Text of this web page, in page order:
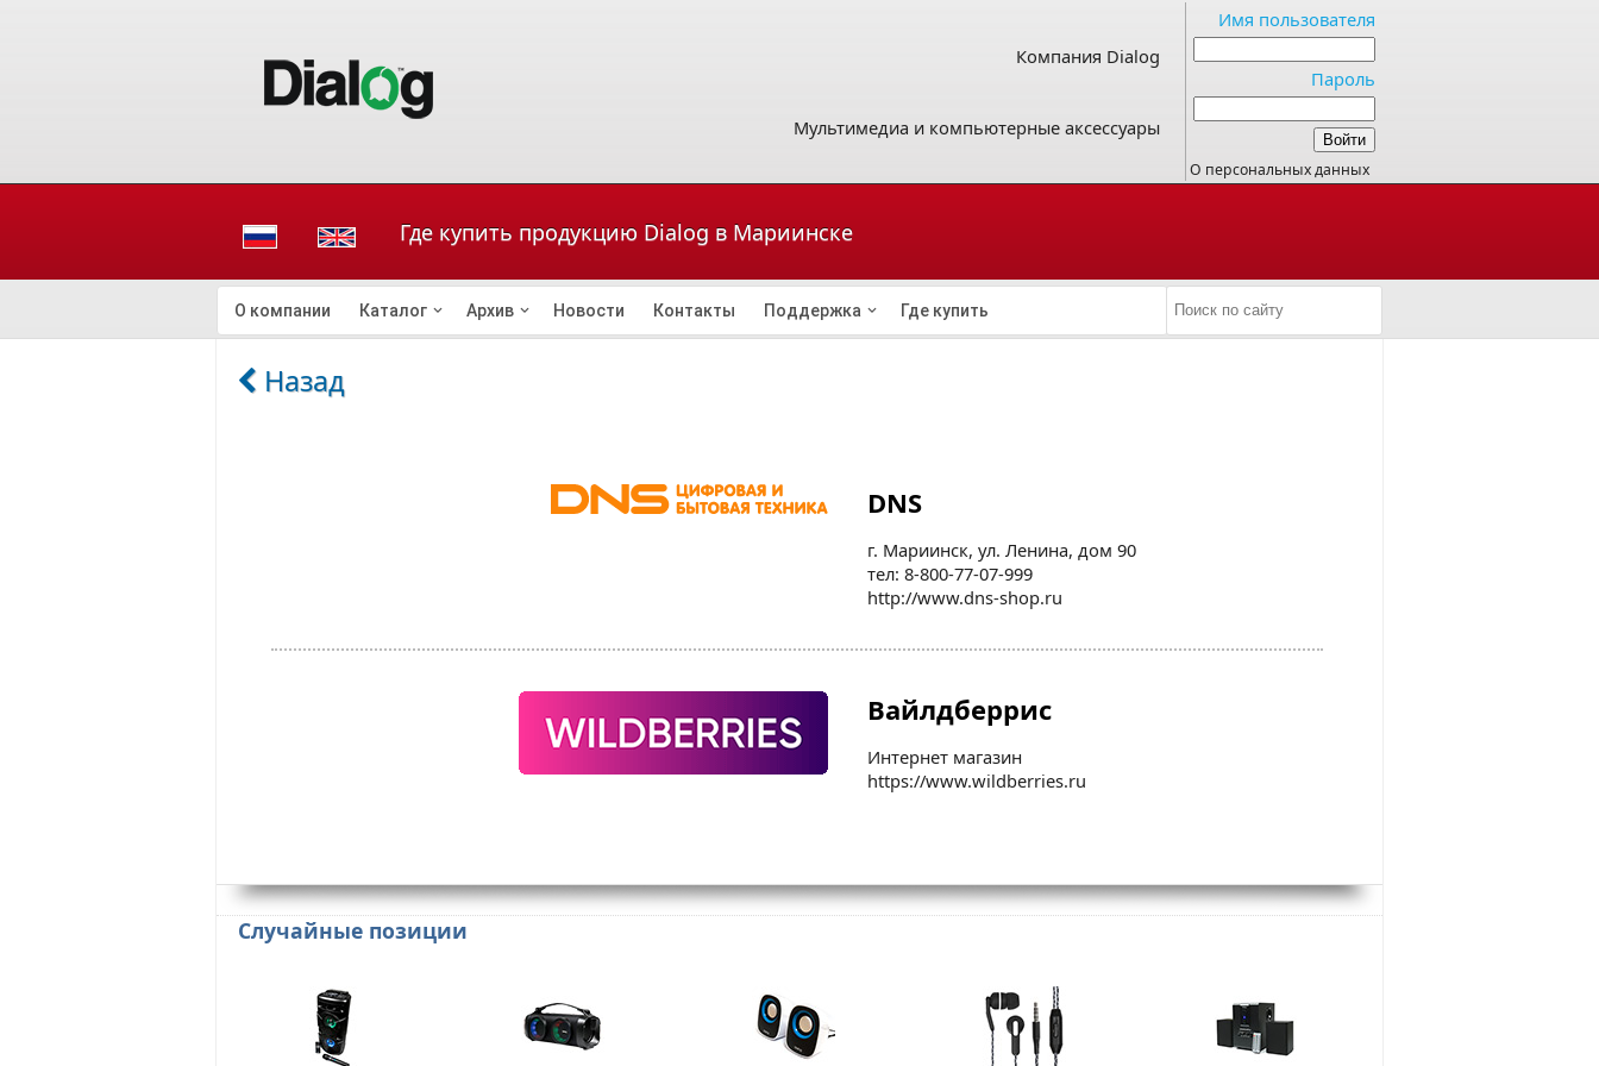
Компания Dialog
Мультимедиа и компьютерные аксессуары
Имя пользователя
Пароль
О персональных данных
Где купить продукцию Dialog в Мариинске
О компании Каталог Архив Новости Контакты Поддержка Где купить
Назад
DNS
г. Мариинск, ул. Ленина, дом 90
тел: 8-800-77-07-999
http://www.dns-shop.ru
Вайлдберрис
Интернет магазин
https://www.wildberries.ru
Случайные позиции